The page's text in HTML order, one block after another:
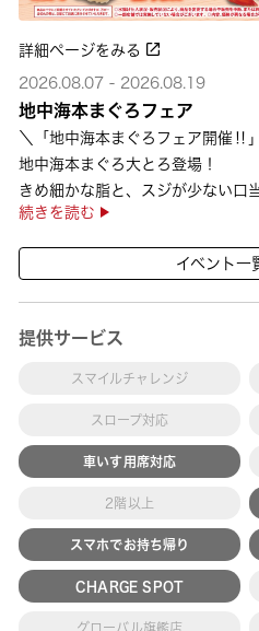
詳細ページをみる
2026.08.07 - 2026.08.19
地中海本まぐろフェア
＼「地中海本まぐろフェア開催‼
地中海本まぐろ大とろ登場！
きめ細かな脂と、スジが少ない口
さらに、鹿児島で育った高級魚【
続きを読む
イベント一
提供サービス
スマイルチャレンジ
スロープ対応
車いす用席対応
2階以上
スマホでお持ち帰り
CHARGE SPOT
グローバル旗艦店